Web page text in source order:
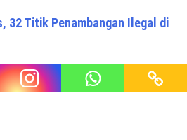
32 Titik Penambangan Ilegal di